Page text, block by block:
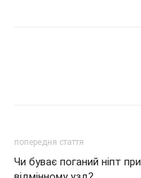
попередня стаття
Чи буває поганий ніпт при